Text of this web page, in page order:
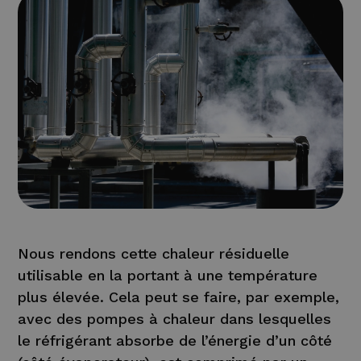
Nous rendons cette chaleur résiduelle
utilisable en la portant à une température
plus élevée. Cela peut se faire, par exemple,
avec des pompes à chaleur dans lesquelles
le réfrigérant absorbe de l’énergie d’un côté